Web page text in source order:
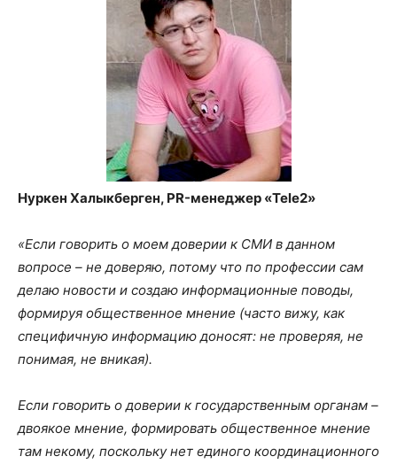
Нуркен Халыкберген, PR-менеджер «Tele2»
«Если говорить о моем доверии к СМИ в данном
вопросе – не доверяю, потому что по профессии сам
делаю новости и создаю информационные поводы,
формируя общественное мнение (часто вижу, как
специфичную информацию доносят: не проверяя, не
понимая, не вникая).
Если говорить о доверии к государственным органам –
двоякое мнение, формировать общественное мнение
там некому, поскольку нет единого координационного